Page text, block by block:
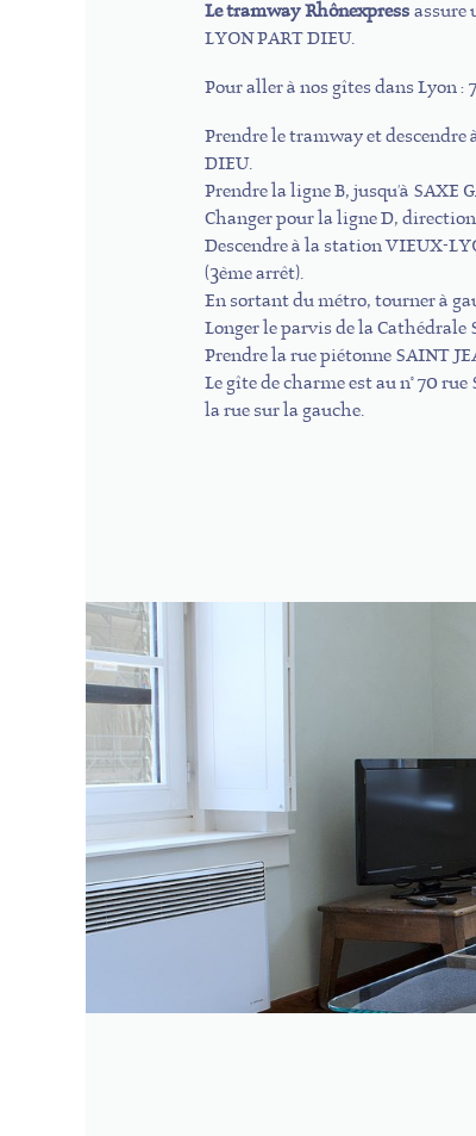
Le tramway Rhônexpress assure
LYON PART DIEU.
Pour aller à nos gîtes dans Lyon :
Prendre le tramway et descendre
DIEU.
Prendre la ligne B, jusqu'à SAXE
Changer pour la ligne D,
Descendre à la station VIEUX-
(3ème arrêt).
En sortant du métro, tourner à
Longer le parvis de la Cathédrale
Prendre la rue piétonne SAINT
Le gîte de charme est au n° 70
la rue sur la gauche.